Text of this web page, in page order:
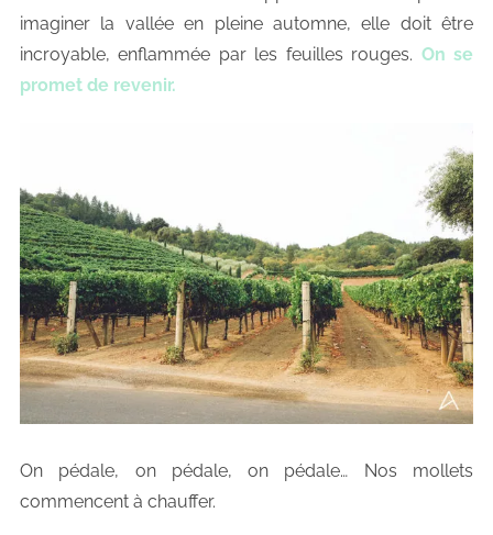
imaginer la vallée en pleine automne, elle doit être
incroyable, enflammée par les feuilles rouges. On se
promet de revenir.
On pédale, on pédale, on pédale… Nos mollets
commencent à chauffer.